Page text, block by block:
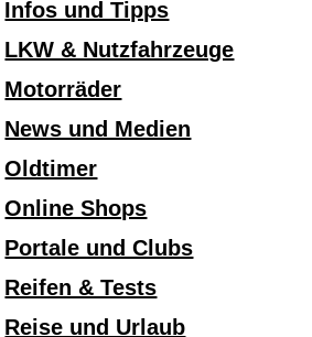
Infos und Tipps
LKW & Nutzfahrzeuge
Motorräder
News und Medien
Oldtimer
Online Shops
Portale und Clubs
Reifen & Tests
Reise und Urlaub